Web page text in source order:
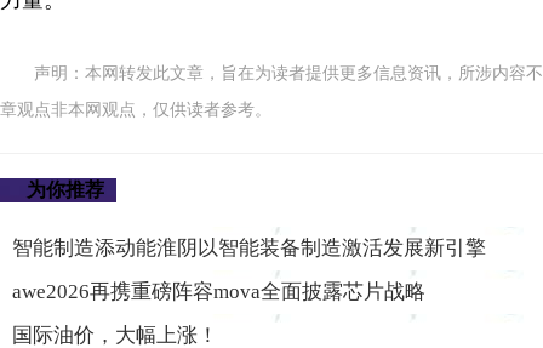
声明：本网转发此文章，旨在为读者提供更多信息资讯，所涉内容
章观点非本网观点，仅供读者参考。
为你推荐
智能制造添动能淮阴以智能装备制造激活发展新引擎
awe2026再携重磅阵容mova全面披露芯片战略
国际油价，大幅上涨！